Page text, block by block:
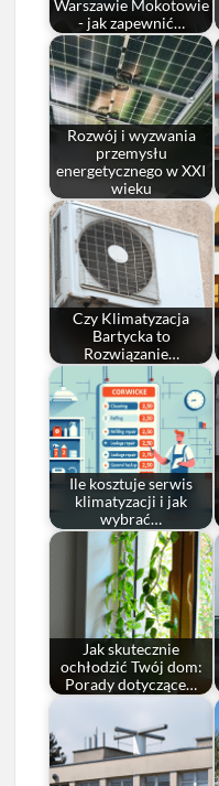
Warszawie Mokotowie
- jak zapewnić…
Rozwój i wyzwania
przemysłu
energetycznego w XXI
wieku
Czy Klimatyzacja
Bartycka to
Rozwiązanie…
Ile kosztuje serwis
klimatyzacji i jak
wybrać…
Jak skutecznie
ochłodzić Twój dom:
Porady dotyczące…